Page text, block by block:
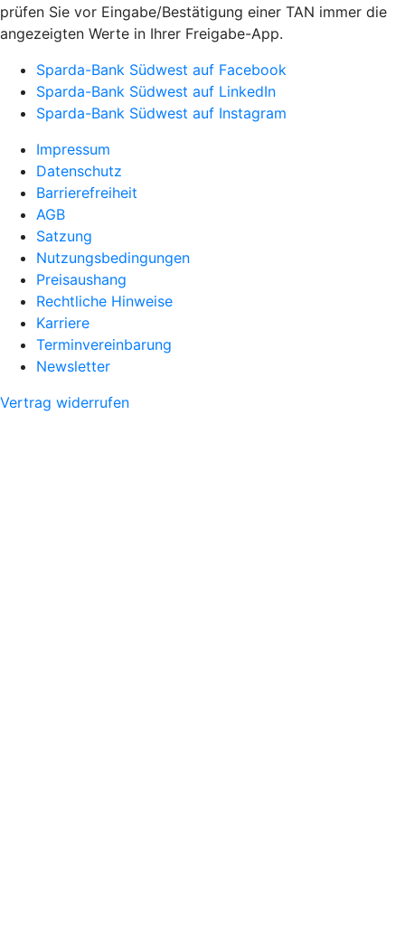
prüfen Sie vor Eingabe/Bestätigung einer TAN immer die
angezeigten Werte in Ihrer Freigabe-App.
Sparda-Bank Südwest auf Facebook
Sparda-Bank Südwest auf LinkedIn
Sparda-Bank Südwest auf Instagram
Impressum
Datenschutz
Barrierefreiheit
AGB
Satzung
Nutzungsbedingungen
Preisaushang
Rechtliche Hinweise
Karriere
Terminvereinbarung
Newsletter
Vertrag widerrufen